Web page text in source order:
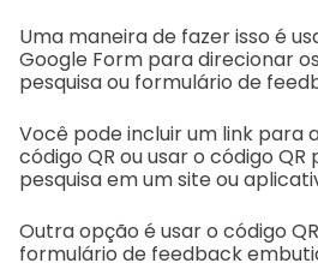
Uma maneira de fazer isso é
Google Form para direcionar
pesquisa ou formulário de
Você pode incluir um link para
código QR ou usar o código
pesquisa em um site ou
Outra opção é usar o código
formulário de feedback